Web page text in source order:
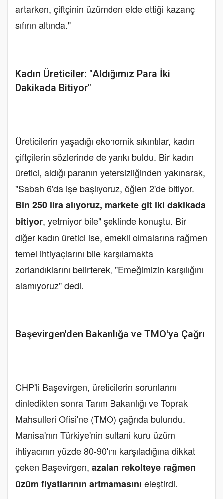
artarken, çiftçinin üzümden elde ettiği kazanç
sıfırın altında."
Kadın Üreticiler: "Aldığımız Para İki
Dakikada Bitiyor"
Üreticilerin yaşadığı ekonomik sıkıntılar, kadın
çiftçilerin sözlerinde de yankı buldu. Bir kadın
üretici, aldığı paranın yetersizliğinden yakınarak,
"Sabah 6'da işe başlıyoruz, öğlen 2'de bitiyor.
Bin 250 lira alıyoruz, markete git iki dakikada
bitiyor, yetmiyor bile" şeklinde konuştu. Bir
diğer kadın üretici ise, emekli olmalarına rağmen
temel ihtiyaçlarını bile karşılamakta
zorlandıklarını belirterek, "Emeğimizin karşılığını
alamıyoruz" dedi.
Başevirgen'den Bakanlığa ve TMO'ya Çağrı
CHP'li Başevirgen, üreticilerin sorunlarını
dinledikten sonra Tarım Bakanlığı ve Toprak
Mahsulleri Ofisi'ne (TMO) çağrıda bulundu.
Manisa'nın Türkiye'nin sultani kuru üzüm
ihtiyacının yüzde 80-90'ını karşıladığına dikkat
çeken Başevirgen, azalan rekolteye rağmen
üzüm fiyatlarının artmamasını eleştirdi.